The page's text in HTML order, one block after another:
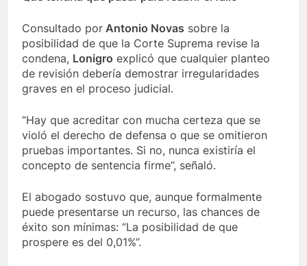
Consultado por Antonio Novas sobre la
posibilidad de que la Corte Suprema revise la
condena, Lonigro explicó que cualquier planteo
de revisión debería demostrar irregularidades
graves en el proceso judicial.
“Hay que acreditar con mucha certeza que se
violó el derecho de defensa o que se omitieron
pruebas importantes. Si no, nunca existiría el
concepto de sentencia firme”, señaló.
El abogado sostuvo que, aunque formalmente
puede presentarse un recurso, las chances de
éxito son mínimas: “La posibilidad de que
prospere es del 0,01%”.